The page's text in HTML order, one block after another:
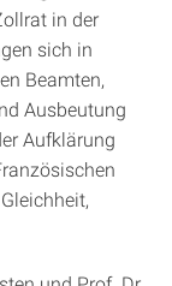
in der
sich in
Beamten,
Ausbeutung
Aufklärung